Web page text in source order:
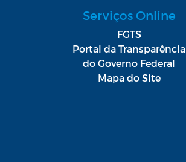
Serviços Online
FGTS
Portal da Transparência
do Governo Federal
Mapa do Site